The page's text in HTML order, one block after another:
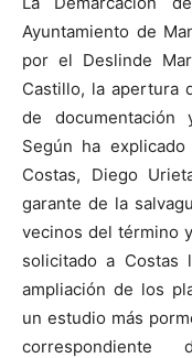
Ayuntamiento de
por el Deslinde
Castillo, la apertura
de documentación
Según ha
Costas, Diego
garante de la
vecinos del término
solicitado a Costas
ampliación de los
un estudio más
correspondiente